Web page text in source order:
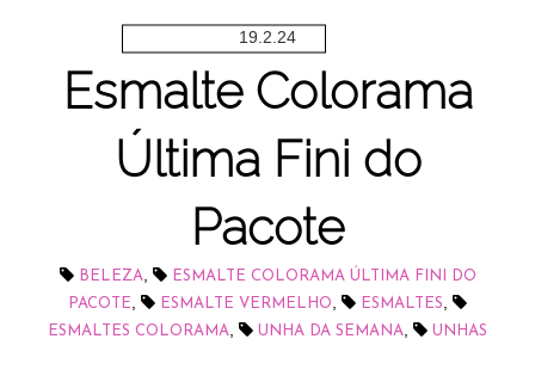
19.2.24
Esmalte Colorama
Última Fini do
Pacote
BELEZA,
ESMALTE COLORAMA ÚLTIMA FINI DO
PACOTE, ESMALTE VERMELHO, ESMALTES,
ESMALTES COLORAMA, UNHA DA SEMANA, UNHAS